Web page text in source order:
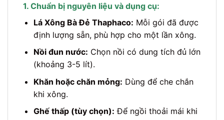
1. Chuẩn bị nguyên liệu và dụng cụ:
Lá Xông Bà Đẻ Thaphaco: Mỗi gói đã được
định lượng sẵn, phù hợp cho một lần xông.
Nồi đun nước: Chọn nồi có dung tích đủ lớn
(khoảng 3-5 lít).
Khăn hoặc chăn mỏng: Dùng để che chắn
khi xông.
Ghế thấp (tùy chọn): Để ngồi thoải mái khi